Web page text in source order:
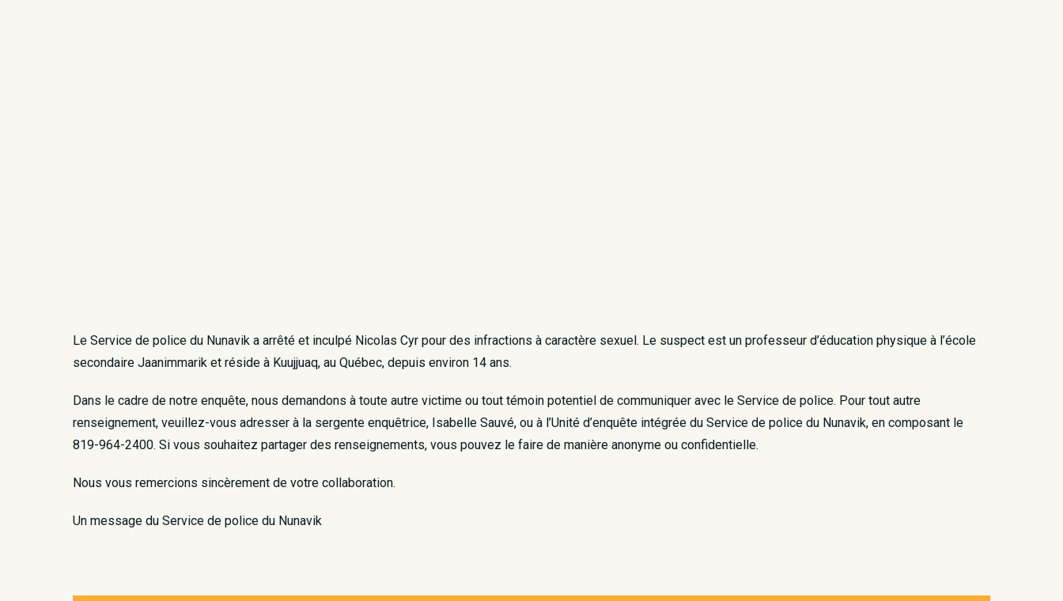
Le Service de police du Nunavik a arrêté et inculpé Nicolas Cyr pour des infractions à caractère sexuel. Le suspect est un professeur d’éducation physique à l’école
secondaire Jaanimmarik et réside à Kuujjuaq, au Québec, depuis environ 14 ans.
Dans le cadre de notre enquête, nous demandons à toute autre victime ou tout témoin potentiel de communiquer avec le Service de police. Pour tout autre
renseignement, veuillez-vous adresser à la sergente enquêtrice, Isabelle Sauvé, ou à l’Unité d’enquête intégrée du Service de police du Nunavik, en composant le
819-964-2400. Si vous souhaitez partager des renseignements, vous pouvez le faire de manière anonyme ou confidentielle.
Nous vous remercions sincèrement de votre collaboration.
Un message du Service de police du Nunavik